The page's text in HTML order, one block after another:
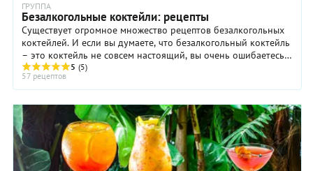
ГРУППА
Безалкогольные коктейли: рецепты
Существует огромное множество рецептов безалкогольных
коктейлей. И если вы думаете, что безалкогольный коктейль
– это коктейль не совсем настоящий, вы очень ошибаетесь.
Неслучайно сейчас безалкогольные коктейли можно
встретить в любом баре и они пользуются большим спросом,
а посетителель ресторана, заказывающий лёгкий и полезный
для здоровья напиток «без градуса», уже давно не встречает
обращенных к нему удивленных взглядов.
5 (5)
57 рецептов